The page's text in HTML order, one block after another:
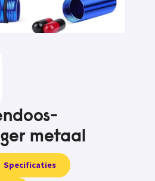
metaal
Specificaties